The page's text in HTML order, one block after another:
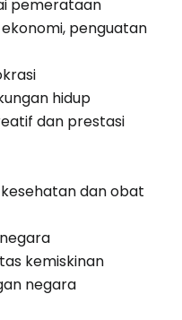
pemerataan
penguatan
hidup
dan prestasi
dan obat
kemiskinan
negara